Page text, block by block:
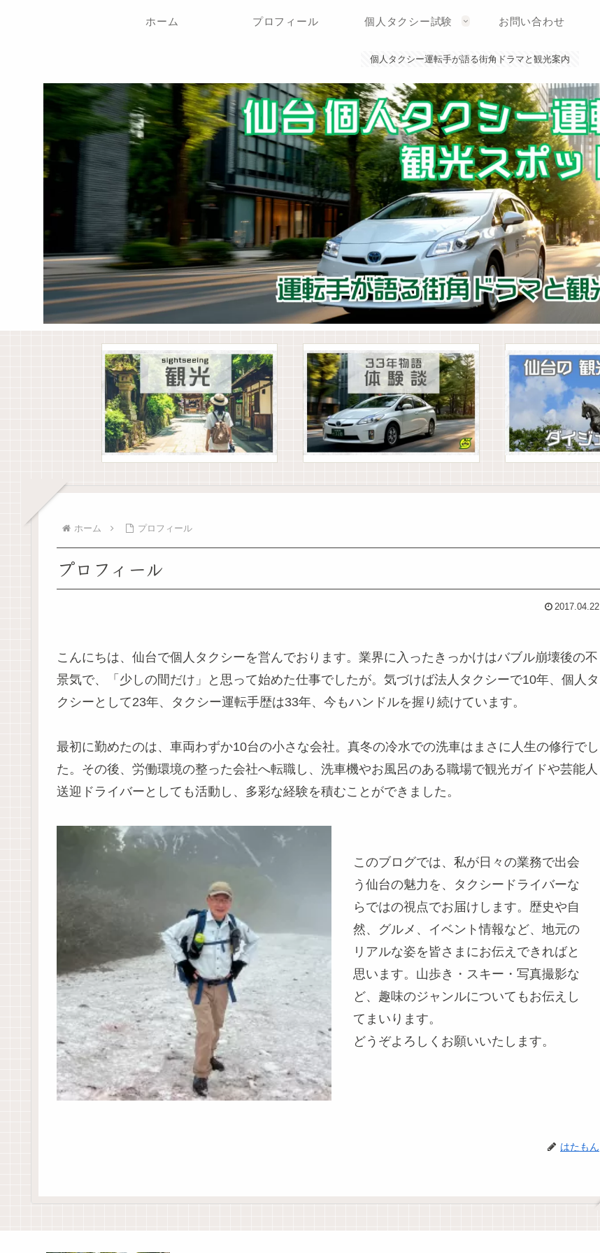
個人タクシー運転手が語る街角ドラマと観光案内
ホーム プロフィール 個人タクシー試験 お問い合わせ
ホーム プロフィール
プロフィール
2017.04.22
こんにちは、仙台で個人タクシーを営んでおります。業界に入ったきっかけはバブル崩壊後の不
景気で、「少しの間だけ」と思って始めた仕事でしたが。気づけば法人タクシーで10年、個人タ
クシーとして23年、タクシー運転手歴は33年、今もハンドルを握り続けています。
最初に勤めたのは、車両わずか10台の小さな会社。真冬の冷水での洗車はまさに人生の修行でし
た。その後、労働環境の整った会社へ転職し、洗車機やお風呂のある職場で観光ガイドや芸能人
送迎ドライバーとしても活動し、多彩な経験を積むことができました。
このブログでは、私が日々の業務で出会
う仙台の魅力を、タクシードライバーな
らではの視点でお届けします。歴史や自
然、グルメ、イベント情報など、地元の
リアルな姿を皆さまにお伝えできればと
思います。山歩き・スキー・写真撮影な
ど、趣味のジャンルについてもお伝えし
てまいります。
どうぞよろしくお願いいたします。
はたもん